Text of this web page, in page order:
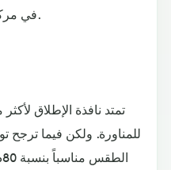
الإطلاق 39B في مركز كينيدي للفضاء.
تمتد نافذة الإطلاق
للمناورة. ولكن فيما ترجح